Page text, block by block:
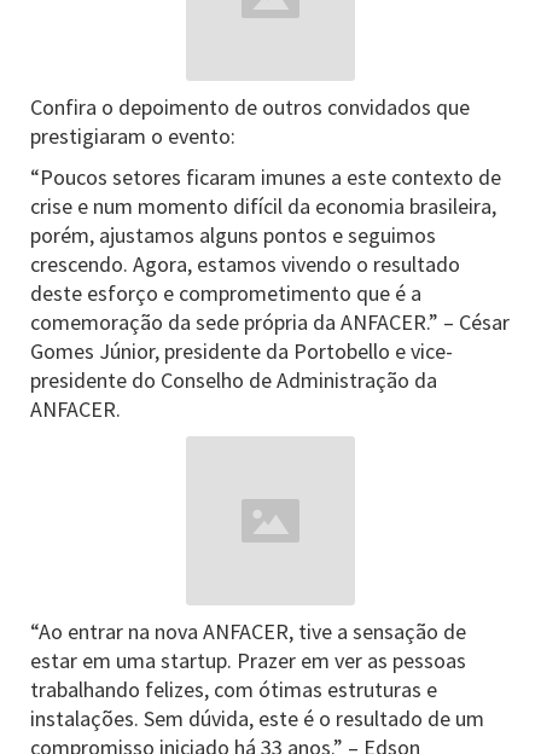
Confira o depoimento de outros convidados que
prestigiaram o evento:
“Poucos setores ficaram imunes a este contexto de
crise e num momento difícil da economia brasileira,
porém, ajustamos alguns pontos e seguimos
crescendo. Agora, estamos vivendo o resultado
deste esforço e comprometimento que é a
comemoração da sede própria da ANFACER.” – César
Gomes Júnior, presidente da Portobello e vice-
presidente do Conselho de Administração da
ANFACER.
“Ao entrar na nova ANFACER, tive a sensação de
estar em uma startup. Prazer em ver as pessoas
trabalhando felizes, com ótimas estruturas e
instalações. Sem dúvida, este é o resultado de um
compromisso iniciado há 33 anos.” – Edson